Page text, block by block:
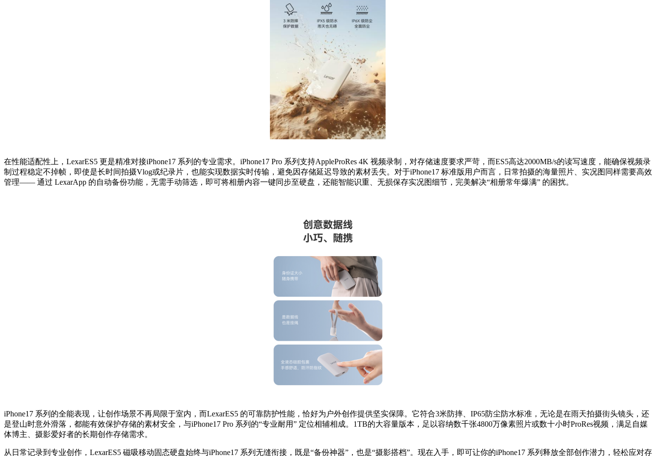
在性能适配性上，LexarES5 更是精准对接iPhone17 系列的专业需求。iPhone17 Pro 系列支持AppleProRes 4K 视频录制，对存储速度要求严苛，而ES5高达2000MB/s的读写速度，能确保视频录
制过程稳定不掉帧，即使是长时间拍摄Vlog或纪录片，也能实现数据实时传输，避免因存储延迟导致的素材丢失。对于iPhone17 标准版用户而言，日常拍摄的海量照片、实况图同样需要高效
管理—— 通过 LexarApp 的自动备份功能，无需手动筛选，即可将相册内容一键同步至硬盘，还能智能识重、无损保存实况图细节，完美解决“相册常年爆满” 的困扰。
iPhone17 系列的全能表现，让创作场景不再局限于室内，而LexarES5 的可靠防护性能，恰好为户外创作提供坚实保障。它符合3米防摔、IP65防尘防水标准，无论是在雨天拍摄街头镜头，还
是登山时意外滑落，都能有效保护存储的素材安全，与iPhone17 Pro 系列的“专业耐用” 定位相辅相成。1TB的大容量版本，足以容纳数千张4800万像素照片或数十小时ProRes视频，满足自媒
体博主、摄影爱好者的长期创作存储需求。
从日常记录到专业创作，LexarES5 磁吸移动固态硬盘始终与iPhone17 系列无缝衔接，既是“备份神器”，也是“摄影搭档”。现在入手，即可让你的iPhone17 系列释放全部创作潜力，轻松应对存